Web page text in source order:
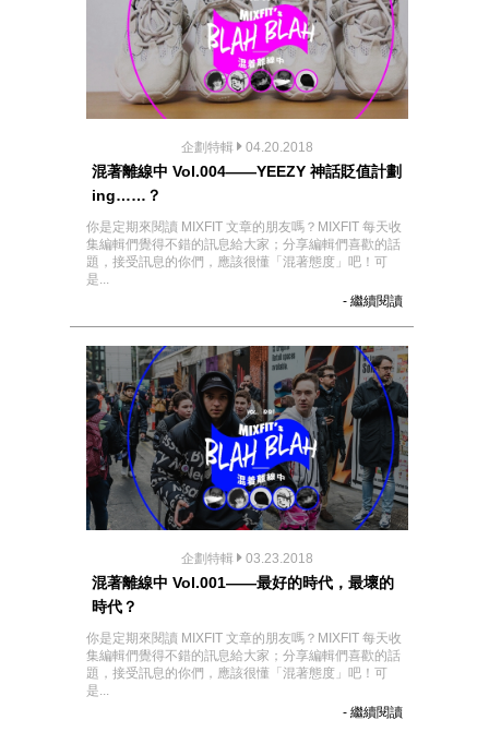
企劃特輯 04.20.2018
混著離線中 Vol.004——YEEZY 神話貶值計劃
ing……？
你是定期來閱讀 MIXFIT 文章的朋友嗎？MIXFIT 每天收
集編輯們覺得不錯的訊息給大家；分享編輯們喜歡的話
題，接受訊息的你們，應該很懂「混著態度」吧！可
是...
- 繼續閱讀
企劃特輯 03.23.2018
混著離線中 Vol.001——最好的時代，最壞的
時代？
你是定期來閱讀 MIXFIT 文章的朋友嗎？MIXFIT 每天收
集編輯們覺得不錯的訊息給大家；分享編輯們喜歡的話
題，接受訊息的你們，應該很懂「混著態度」吧！可
是...
- 繼續閱讀